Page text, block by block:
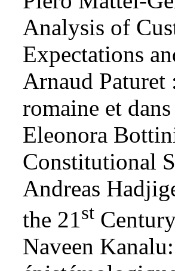
Analysis of
Expectations
Arnaud Paturet
romaine et
Eleonora
Constitutional
Andreas
the 21 st
Naveen